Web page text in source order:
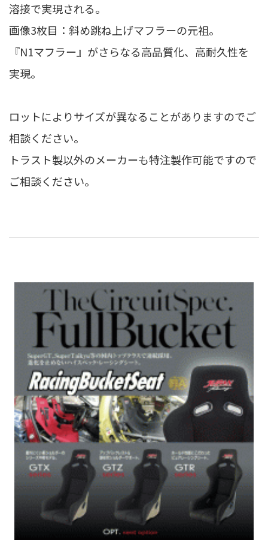
溶接で実現される。
画像3枚目：斜め跳ね上げマフラーの元祖。
『N1マフラー』がさらなる高品質化、高耐久性を
実現。
ロットによりサイズが異なることがありますのでご
相談ください。
トラスト製以外のメーカーも特注製作可能ですので
ご相談ください。